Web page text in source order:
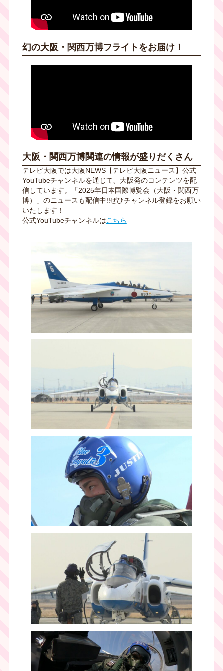
幻の大阪・関西万博フライトをお届け！
大阪・関西万博関連の情報が盛りだくさん
テレビ大阪では大阪NEWS【テレビ大阪ニュース】公式
YouTubeチャンネルを通じて、 大阪発のコンテンツを配
信しています。
「2025年日本国際博覧会（大阪・関西万
博）」のニュースも配信中!!ぜひチャンネル登録をお願い
いたします！
公式YouTubeチャンネルはこちら